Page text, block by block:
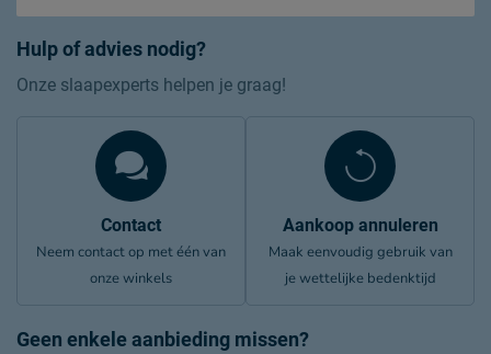
Hulp of advies nodig?
Onze slaapexperts helpen je graag!
Contact
Neem contact op met één van
onze winkels
Aankoop annuleren
Maak eenvoudig gebruik van
je wettelijke bedenktijd
Geen enkele aanbieding missen?